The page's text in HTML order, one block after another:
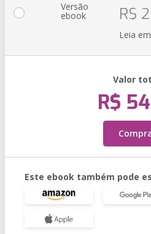
Versão
ebook R$
Leia
Valor
R$
Este ebook também pode